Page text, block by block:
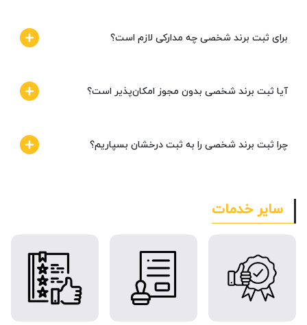
برای ثبت برند شخصی چه مدارکی لازم است؟
آیا ثبت برند شخصی بدون مجوز امکان‌پذیر است؟
چرا ثبت برند شخصی را به ثبت درخشان بسپاریم؟
سایر خدمات